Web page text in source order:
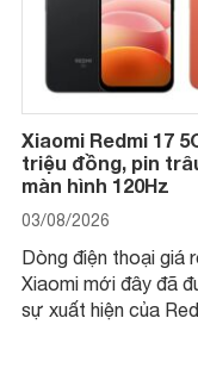
Xiaomi Redmi 17
triệu đồng, pin
màn hình 120Hz
03/08/2026
Dòng điện thoại giá
Xiaomi mới đây đã
sự xuất hiện của